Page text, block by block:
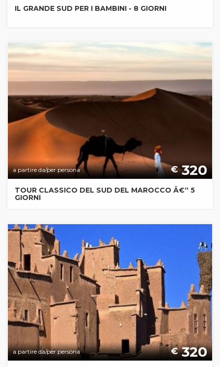
IL GRANDE SUD PER I BAMBINI - 8 GIORNI
a partire da/per persona € 320
TOUR CLASSICO DEL SUD DEL MAROCCO Â€“ 5
GIORNI
a partire da/per persona € 320